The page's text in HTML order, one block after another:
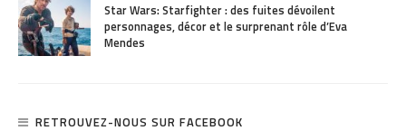
Star Wars: Starfighter : des fuites dévoilent
personnages, décor et le surprenant rôle d’Eva
Mendes
RETROUVEZ-NOUS SUR FACEBOOK